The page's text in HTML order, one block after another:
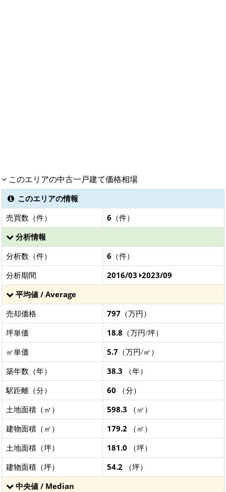
このエリアの中古一戸建て価格相場
このエリアの情報
売買数（件）
6 （件）
分析情報
分析数（件）
6 （件）
分析期間
2016/03 2023/09
平均値 / Average
売却価格
797 （万円）
坪単価
18.8 （万円/坪）
㎡単価
5.7 （万円/㎡）
築年数（年）
38.3 （年）
駅距離（分）
60 （分）
土地面積（㎡）
598.3 （㎡）
建物面積（㎡）
179.2 （㎡）
土地面積（坪）
181.0 （坪）
建物面積（坪）
54.2 （坪）
中央値 / Median